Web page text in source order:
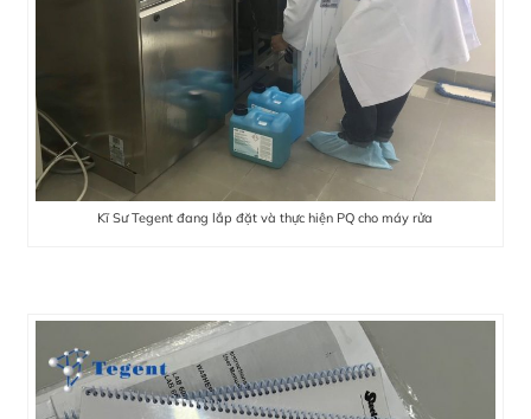
Kĩ Sư Tegent đang lắp đặt và thực hiện PQ cho máy rửa